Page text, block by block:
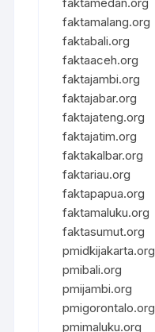
faktamalang.org
faktabali.org
faktaaceh.org
faktajambi.org
faktajabar.org
faktajateng.org
faktajatim.org
faktakalbar.org
faktariau.org
faktapapua.org
faktamaluku.org
faktasumut.org
pmidkijakarta.org
pmibali.org
pmijambi.org
pmigorontalo.org
pmimaluku.org